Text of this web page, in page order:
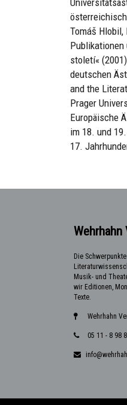
Tomáš
Publikationen
století«
deutschen
and the
Prager
Europäische
im 18. und
17.
Wehrhahn
Die
Musik- und
wir Editionen,
Texte.
Wehrhahn
05 11 - 8 98